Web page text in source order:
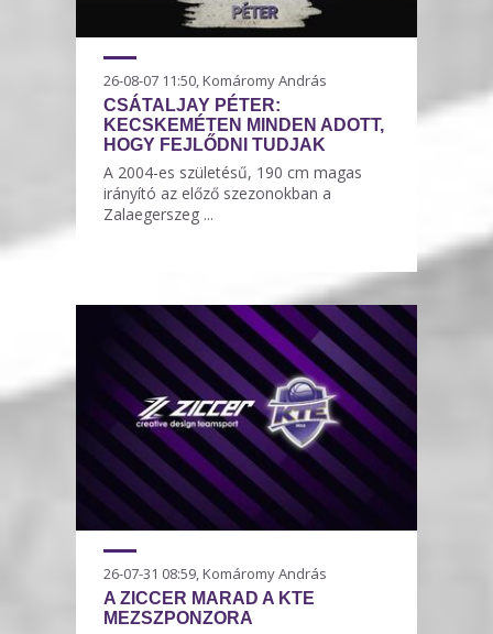
26-08-07 11:50, Komáromy András
CSÁTALJAY PÉTER:
KECSKEMÉTEN MINDEN ADOTT,
HOGY FEJLŐDNI TUDJAK
A 2004-es születésű, 190 cm magas
irányító az előző szezonokban a
Zalaegerszeg ...
26-07-31 08:59, Komáromy András
A ZICCER MARAD A KTE
MEZSZPONZORA